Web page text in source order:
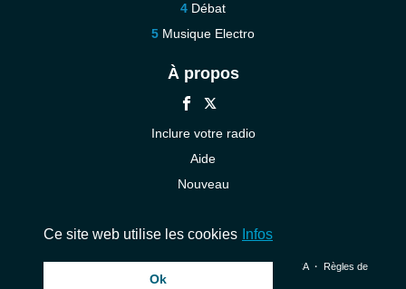
Débat
Musique Electro
À propos
Inclure votre radio
Aide
Nouveau
DMCA・ Règles de
Ce site web utilise les cookies Infos
Ok